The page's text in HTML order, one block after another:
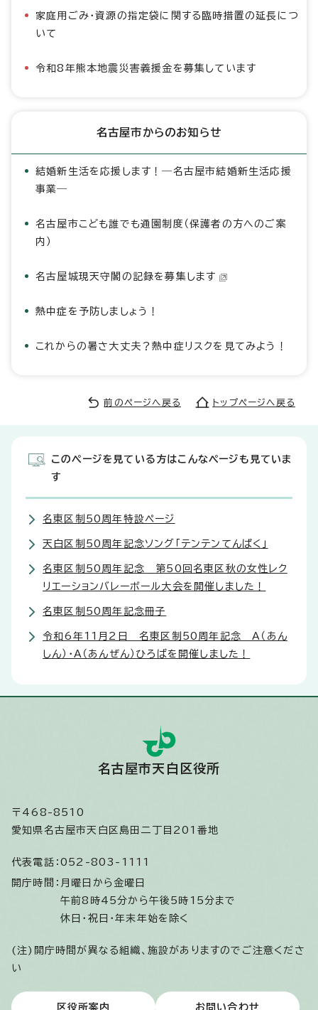
家庭用ごみ・資源の指定袋に関する臨時措置の延長につ
いて
令和8年熊本地震災害義援金を募集しています
名古屋市からのお知らせ
結婚新生活を応援します！―名古屋市結婚新生活応援
事業―
名古屋市こども誰でも通園制度（保護者の方へのご案
内）
名古屋城現天守閣の記録を募集します
熱中症を予防しましょう！
これからの暑さ大丈夫？熱中症リスクを見てみよう！
前のページへ戻る トップページへ戻る
このページを見ている方はこんなページも見ていま
す
名東区制50周年特設ページ
天白区制50周年記念ソング「テンテンてんぱく」
名東区制50周年記念 第50回名東区秋の女性レク
リエーションバレーボール大会を開催しました！
名東区制50周年記念冊子
令和6年11月2日 名東区制50周年記念 A（あん
しん）・A（あんぜん）ひろばを開催しました！
名古屋市天白区役所
〒468-8510
愛知県名古屋市天白区島田二丁目201番地
代表電話： 052-803-1111
開庁時間： 月曜日から金曜日
午前8時45分から午後5時15分まで
休日・祝日・年末年始を除く
(注)開庁時間が異なる組織、施設がありますのでご注意くださ
い
区役所案内 お問い合わせ